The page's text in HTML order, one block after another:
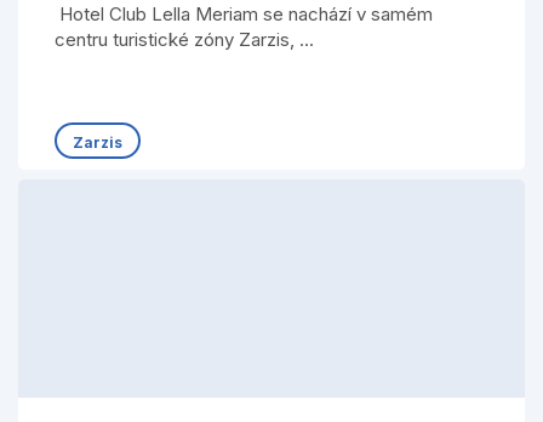
Hotel Club Lella Meriam se nachází v samém
centru turistické zóny Zarzis, ...
Zarzis